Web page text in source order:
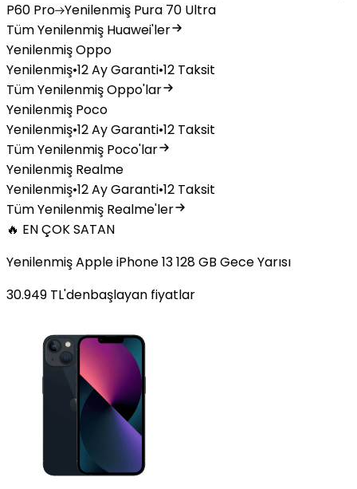
P60 Pro Yenilenmiş Pura 70 Ultra
Tüm Yenilenmiş Huawei'ler
Yenilenmiş Oppo
Yenilenmiş•12 Ay Garanti•12 Taksit
Tüm Yenilenmiş Oppo'lar
Yenilenmiş Poco
Yenilenmiş•12 Ay Garanti•12 Taksit
Tüm Yenilenmiş Poco'lar
Yenilenmiş Realme
Yenilenmiş•12 Ay Garanti•12 Taksit
Tüm Yenilenmiş Realme'ler
🔥 EN ÇOK SATAN
Yenilenmiş Apple iPhone 13 128 GB Gece Yarısı
30.949 TL'denbaşlayan fiyatlar